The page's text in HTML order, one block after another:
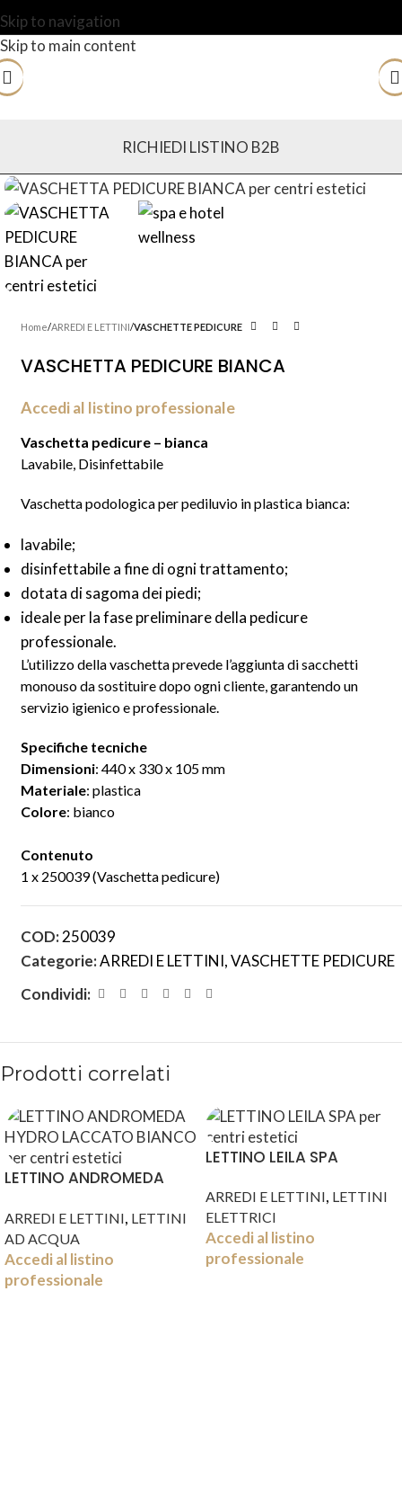
Skip to navigation
Skip to main content
RICHIEDI LISTINO B2B
Home ARREDI E LETTINI VASCHETTE PEDICURE
VASCHETTA PEDICURE BIANCA
Accedi al listino professionale
Vaschetta pedicure – bianca
Lavabile, Disinfettabile
Vaschetta podologica per pediluvio in plastica bianca:
lavabile;
disinfettabile a fine di ogni trattamento;
dotata di sagoma dei piedi;
ideale per la fase preliminare della pedicure
professionale.
L’utilizzo della vaschetta prevede l’aggiunta di sacchetti
monouso da sostituire dopo ogni cliente, garantendo un
servizio igienico e professionale.
Specifiche tecniche
Dimensioni: 440 x 330 x 105 mm
Materiale: plastica
Colore: bianco
Contenuto
1 x 250039 (Vaschetta pedicure)
COD:250039
Categorie:ARREDI E LETTINI,VASCHETTE PEDICURE
Condividi:
Prodotti correlati
LETTINO ANDROMEDA
ARREDI E LETTINI, LETTINI
AD ACQUA
Accedi al listino
professionale
LETTINO LEILA SPA
ARREDI E LETTINI, LETTINI
ELETTRICI
Accedi al listino
professionale